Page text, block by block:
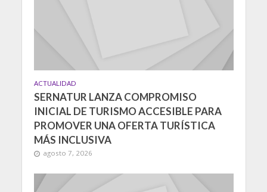
ACTUALIDAD
SERNATUR LANZA COMPROMISO
INICIAL DE TURISMO ACCESIBLE PARA
PROMOVER UNA OFERTA TURÍSTICA
MÁS INCLUSIVA
agosto 7, 2026